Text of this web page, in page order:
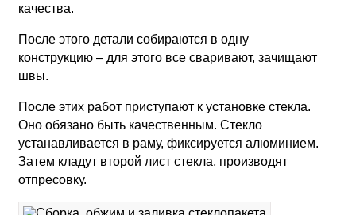
качества.
После этого детали собираются в одну
конструкцию – для этого все сваривают, зачищают
швы.
После этих работ приступают к установке стекла.
Оно обязано быть качественным. Стекло
устанавливается в раму, фиксируется алюминием.
Затем кладут второй лист стекла, производят
отпресовку.